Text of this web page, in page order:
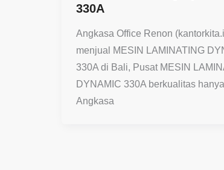
330A
Angkasa Office Renon
menjual MESIN LAMINATING
330A di Bali, Pusat MESIN
DYNAMIC 330A berkualitas
Angkasa